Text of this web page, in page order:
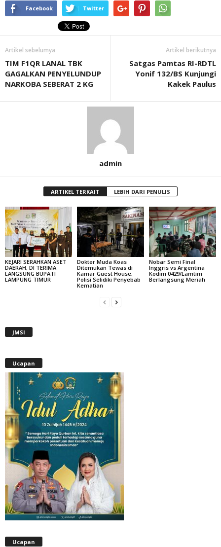
Facebook Twitter
Artikel sebelumya
TIM F1QR LANAL TBK
GAGALKAN PENYELUNDUP
NARKOBA SEBERAT 2 KG
Artikel berikutnya
Satgas Pamtas RI-RDTL
Yonif 132/BS Kunjungi
Kakek Paulus
admin
ARTIKEL TERKAIT LEBIH DARI PENULIS
KEJARI SERAHKAN ASET
DAERAH, DI TERIMA
LANGSUNG BUPATI
LAMPUNG TIMUR
Dokter Muda Koas
Ditemukan Tewas di
Kamar Guest House,
Polisi Selidiki Penyebab
Kematian
Nobar Semi Final
Inggris vs Argentina
Kodim 0429/Lamtim
Berlangsung Meriah
JMSI
Ucapan
Ucapan